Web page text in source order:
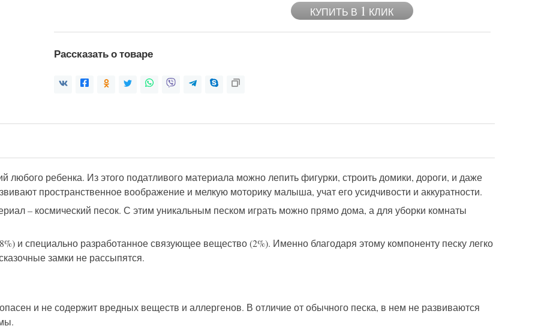
КУПИТЬ В 1 КЛИК
Рассказать о товаре
ребенка. Из этого податливого материала можно лепить фигурки, строить домики, дороги, и даже
пространственное воображение и мелкую моторику малыша, учат его усидчивости и аккуратности.
– космический песок. С этим уникальным песком играть можно прямо дома, а для уборки комнаты
и специально разработанное связующее вещество (2%). Именно благодаря этому компоненту песку легко
замки не рассыпятся.
и не содержит вредных веществ и аллергенов. В отличие от обычного песка, в нем не развиваются